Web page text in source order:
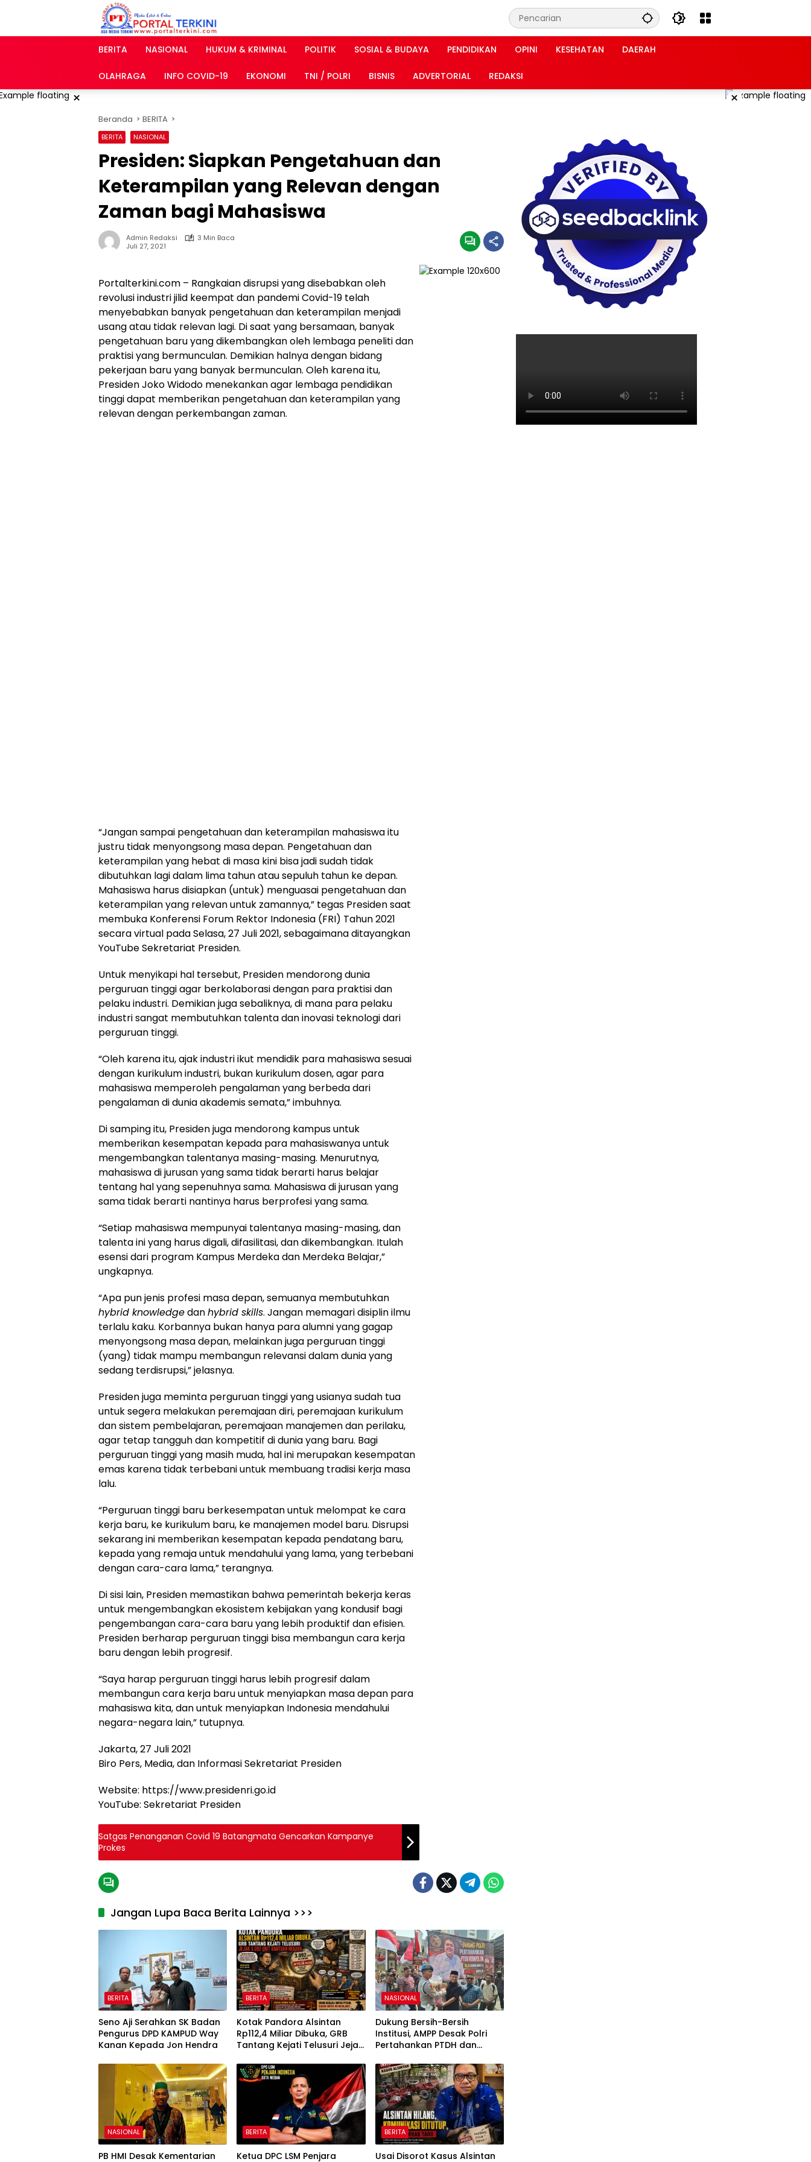
BERITA
NASIONAL HUKUM & KRIMINAL POLITIK SOSIAL & BUDAYA PENDIDIKAN OPINI KESEHATAN DAERAH
OLAHRAGA INFO COVID-19 EKONOMI TNI / POLRI BISNIS ADVERTORIAL REDAKSI
× ×
Beranda BERITA
BERITA NASIONAL
Presiden: Siapkan Pengetahuan dan
Keterampilan yang Relevan dengan
Zaman bagi Mahasiswa
Admin Redaksi
3 Min Baca
Juli 27, 2021
Portalterkini.com – Rangkaian disrupsi yang disebabkan oleh
revolusi industri jilid keempat dan pandemi Covid-19 telah
menyebabkan banyak pengetahuan dan keterampilan menjadi
usang atau tidak relevan lagi. Di saat yang bersamaan, banyak
pengetahuan baru yang dikembangkan oleh lembaga peneliti dan
praktisi yang bermunculan. Demikian halnya dengan bidang
pekerjaan baru yang banyak bermunculan. Oleh karena itu,
Presiden Joko Widodo menekankan agar lembaga pendidikan
tinggi dapat memberikan pengetahuan dan keterampilan yang
relevan dengan perkembangan zaman.
“Jangan sampai pengetahuan dan keterampilan mahasiswa itu
justru tidak menyongsong masa depan. Pengetahuan dan
keterampilan yang hebat di masa kini bisa jadi sudah tidak
dibutuhkan lagi dalam lima tahun atau sepuluh tahun ke depan.
Mahasiswa harus disiapkan (untuk) menguasai pengetahuan dan
keterampilan yang relevan untuk zamannya,” tegas Presiden saat
membuka Konferensi Forum Rektor Indonesia (FRI) Tahun 2021
secara virtual pada Selasa, 27 Juli 2021, sebagaimana ditayangkan
YouTube Sekretariat Presiden.
Untuk menyikapi hal tersebut, Presiden mendorong dunia
perguruan tinggi agar berkolaborasi dengan para praktisi dan
pelaku industri. Demikian juga sebaliknya, di mana para pelaku
industri sangat membutuhkan talenta dan inovasi teknologi dari
perguruan tinggi.
“Oleh karena itu, ajak industri ikut mendidik para mahasiswa sesuai
dengan kurikulum industri, bukan kurikulum dosen, agar para
mahasiswa memperoleh pengalaman yang berbeda dari
pengalaman di dunia akademis semata,” imbuhnya.
Di samping itu, Presiden juga mendorong kampus untuk
memberikan kesempatan kepada para mahasiswanya untuk
mengembangkan talentanya masing-masing. Menurutnya,
mahasiswa di jurusan yang sama tidak berarti harus belajar
tentang hal yang sepenuhnya sama. Mahasiswa di jurusan yang
sama tidak berarti nantinya harus berprofesi yang sama.
“Setiap mahasiswa mempunyai talentanya masing-masing, dan
talenta ini yang harus digali, difasilitasi, dan dikembangkan. Itulah
esensi dari program Kampus Merdeka dan Merdeka Belajar,”
ungkapnya.
“Apa pun jenis profesi masa depan, semuanya membutuhkan
hybrid knowledgedanhybrid skills. Jangan memagari disiplin ilmu
terlalu kaku. Korbannya bukan hanya para alumni yang gagap
menyongsong masa depan, melainkan juga perguruan tinggi
(yang) tidak mampu membangun relevansi dalam dunia yang
sedang terdisrupsi,” jelasnya.
Presiden juga meminta perguruan tinggi yang usianya sudah tua
untuk segera melakukan peremajaan diri, peremajaan kurikulum
dan sistem pembelajaran, peremajaan manajemen dan perilaku,
agar tetap tangguh dan kompetitif di dunia yang baru. Bagi
perguruan tinggi yang masih muda, hal ini merupakan kesempatan
emas karena tidak terbebani untuk membuang tradisi kerja masa
lalu.
“Perguruan tinggi baru berkesempatan untuk melompat ke cara
kerja baru, ke kurikulum baru, ke manajemen model baru. Disrupsi
sekarang ini memberikan kesempatan kepada pendatang baru,
kepada yang remaja untuk mendahului yang lama, yang terbebani
dengan cara-cara lama,” terangnya.
Di sisi lain, Presiden memastikan bahwa pemerintah bekerja keras
untuk mengembangkan ekosistem kebijakan yang kondusif bagi
pengembangan cara-cara baru yang lebih produktif dan efisien.
Presiden berharap perguruan tinggi bisa membangun cara kerja
baru dengan lebih progresif.
“Saya harap perguruan tinggi harus lebih progresif dalam
membangun cara kerja baru untuk menyiapkan masa depan para
mahasiswa kita, dan untuk menyiapkan Indonesia mendahului
negara-negara lain,” tutupnya.
Jakarta, 27 Juli 2021
Biro Pers, Media, dan Informasi Sekretariat Presiden
Website: https://www.presidenri.go.id
YouTube: Sekretariat Presiden
Satgas Penanganan Covid 19 Batangmata Gencarkan Kampanye
Prokes
Jangan Lupa Baca Berita Lainnya >>>
BERITA
Seno Aji Serahkan SK Badan
Pengurus DPD KAMPUD Way
Kanan Kepada Jon Hendra
BERITA
Kotak Pandora Alsintan
Rp112,4 Miliar Dibuka, GRB
Tantang Kejati Telusuri Jejak
NASIONAL
Dukung Bersih-Bersih
Institusi, AMPP Desak Polri
Pertahankan PTDH dan
NASIONAL
PB HMI Desak Kementarian
BERITA
Ketua DPC LSM Penjara
BERITA
Usai Disorot Kasus Alsintan